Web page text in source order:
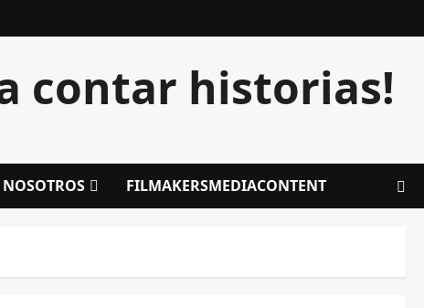
contar historias!
NOSOTROS FILMAKERSMEDIACONTENT